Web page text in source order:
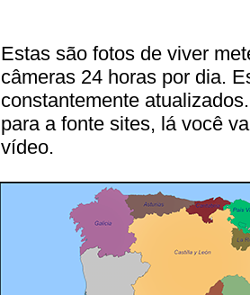
Estas são fotos de viver
câmeras 24 horas por dia.
constantemente
para a fonte sites, lá você
vídeo.